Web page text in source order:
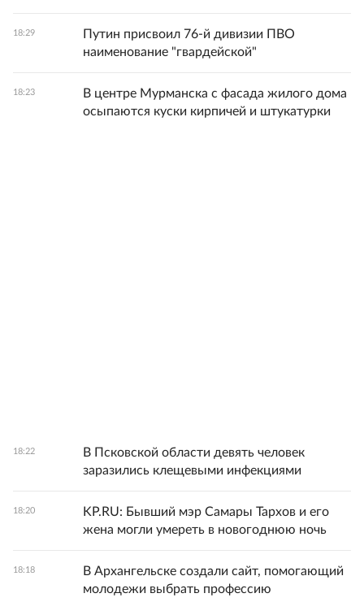
18:29
Путин присвоил 76-й дивизии ПВО
наименование "гвардейской"
18:23
В центре Мурманска с фасада жилого дома
осыпаются куски кирпичей и штукатурки
18:22
В Псковской области девять человек
заразились клещевыми инфекциями
18:20
KP.RU: Бывший мэр Самары Тархов и его
жена могли умереть в новогоднюю ночь
18:18
В Архангельске создали сайт, помогающий
молодежи выбрать профессию